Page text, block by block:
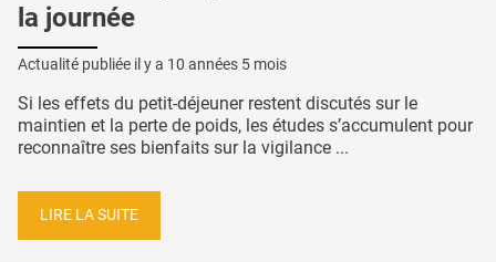
la journée
Actualité publiée il y a 10 années 5 mois
Si les effets du petit-déjeuner restent discutés sur le
maintien et la perte de poids, les études s’accumulent pour
reconnaître ses bienfaits sur la vigilance ...
LIRE LA SUITE